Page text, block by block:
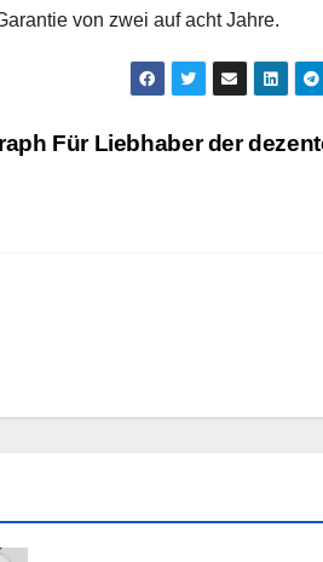
von zwei auf acht Jahre.
Für Liebhaber der